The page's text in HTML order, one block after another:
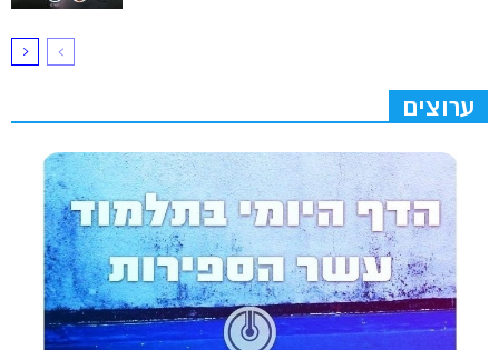
ערוצים